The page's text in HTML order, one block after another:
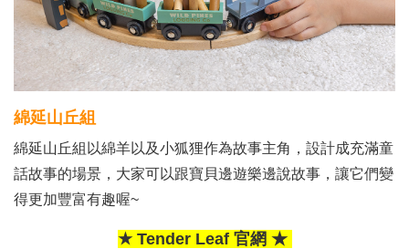
綿延山丘組
綿延山丘組以綿羊以及小狐狸作為故事主角，設計成充滿童
話故事的場景，大家可以跟寶貝邊遊樂邊說故事，讓它們變
得更加豐富有趣喔~
★ Tender Leaf 官網 ★